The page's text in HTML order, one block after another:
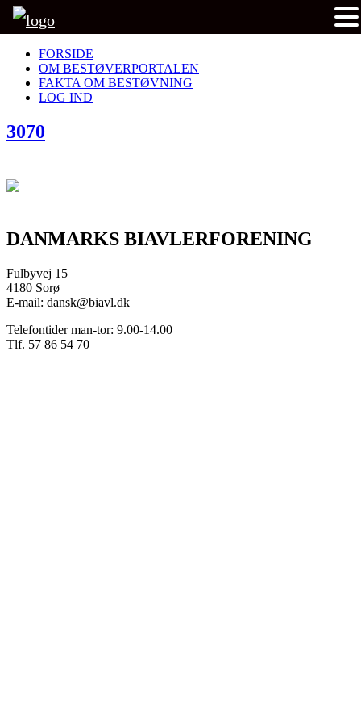
FORSIDE
OM BESTØVERPORTALEN
FAKTA OM BESTØVNING
LOG IND
3070
DANMARKS BIAVLERFORENING
Fulbyvej 15
4180 Sorø
E-mail: dansk@biavl.dk
Telefontider man-tor: 9.00-14.00
Tlf. 57 86 54 70